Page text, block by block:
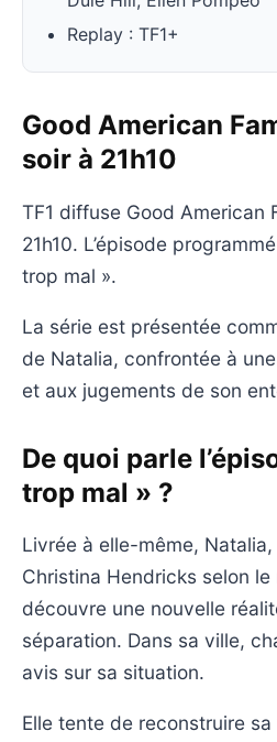
Replay : TF1+
Good American
soir à 21h10
TF1 diffuse Good American
21h10. L’épisode
trop mal ».
La série est présentée
de Natalia, confrontée à
et aux jugements de son
De quoi parle
trop mal » ?
Livrée à elle-même,
Christina Hendricks selon le
découvre une nouvelle
séparation. Dans sa ville,
avis sur sa situation.
Elle tente de reconstruire